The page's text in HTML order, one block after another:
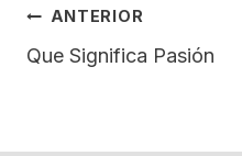
Navegación
De
ANTERIOR
Que Significa Pasión